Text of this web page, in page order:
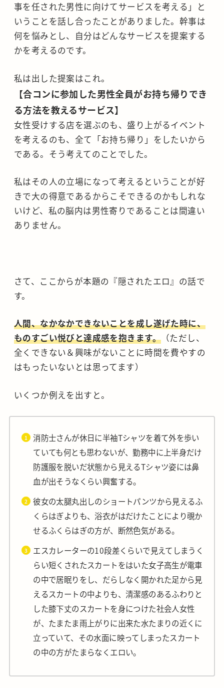
事を任された男性に向けてサービスを考える」と
いうことを話し合ったことがありました。幹事は
何を悩みとし、自分はどんなサービスを提案する
かを考えるのです。
私は出した提案はこれ。
【合コンに参加した男性全員がお持ち帰りでき
る方法を教えるサービス】
女性受けする店を選ぶのも、盛り上がるイベント
を考えるのも、全て「お持ち帰り」をしたいから
である。そう考えてのことでした。
私はその人の立場になって考えるということが好
きで大の得意であるからこそできるのかもしれな
いけど、私の脳内は男性寄りであることは間違い
ありません。
さて、ここからが本題の『隠されたエロ』の話で
す。
人間、なかなかできないことを成し遂げた時に、
ものすごい悦びと達成感を抱きます。（ただし、
全くできない＆興味がないことに時間を費やすの
はもったいないとは思ってます）
いくつか例えを出すと。
消防士さんが休日に半袖Tシャツを着て外を歩い
ていても何とも思わないが、勤務中に上半身だけ
防護服を脱いだ状態から見えるTシャツ姿には鼻
血が出そうなくらい興奮する。
彼女の太腿丸出しのショートパンツから見えるふ
くらはぎよりも、浴衣がはだけたことにより覗か
せるふくらはぎの方が、断然色気がある。
エスカレーターの10段差くらいで見えてしまうく
らい短くされたスカートをはいた女子高生が電車
の中で居眠りをし、だらしなく開かれた足から見
えるスカートの中よりも、清潔感のあるふわりと
した膝下丈のスカートを身につけた社会人女性
が、たまたま雨上がりに出来た水たまりの近くに
立っていて、その水面に映ってしまったスカート
の中の方がたまらなくエロい。